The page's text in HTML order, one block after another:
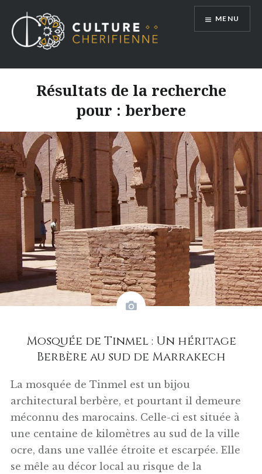
contenu
MENU
Résultats de la recherche
pour : berbere
Mosquée de Tinmel : Un héritage
Berbère au sud de Marrakech
La mosquée de Tinmel est un bijou
architectural berbère, et pourtant il demeure
méconnu des marocains. Celle-ci est située à
une centaine de kilomètres au sud de la ville
ocre, dans une vallée étroite et escarpée. Elle
se mêle au décor local au risque de la